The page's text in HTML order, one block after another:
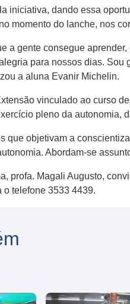
iniciativa, dando essa
momento do lanche, nos
a gente consegue
para nossos dias.
a aluna Evanir Michelin.
vinculado ao curso
pleno da autonomia,
que objetivam a
Abordam-se
profa. Magali Augusto,
o telefone 3533 4439.